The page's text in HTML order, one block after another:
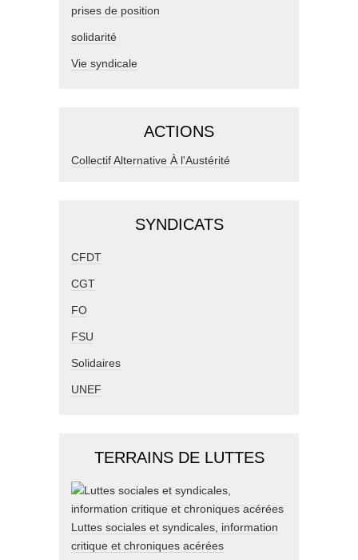
prises de position
solidarité
Vie syndicale
ACTIONS
Collectif Alternative À l'Austérité
SYNDICATS
CFDT
CGT
FO
FSU
Solidaires
UNEF
TERRAINS DE LUTTES
Luttes sociales et syndicales, information
critique et chroniques acérées